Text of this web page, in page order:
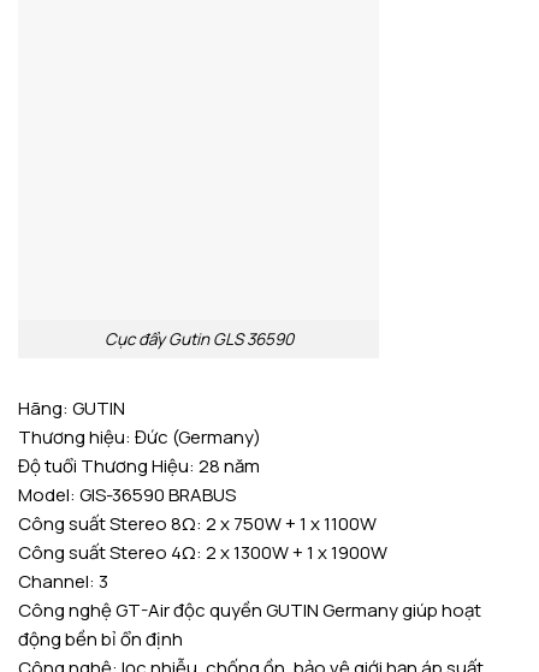
Cục đẩy Gutin GLS 36590
Hãng: GUTIN
Thương hiệu: Đức (Germany)
Độ tuổi Thương Hiệu: 28 năm
Model: GlS-36590 BRABUS
Công suất Stereo 8Ω: 2 x 750W + 1 x 1100W
Công suất Stereo 4Ω: 2 x 1300W + 1 x 1900W
Channel: 3
Công nghệ GT-Air độc quyền GUTIN Germany giúp hoạt
động bền bỉ ổn định